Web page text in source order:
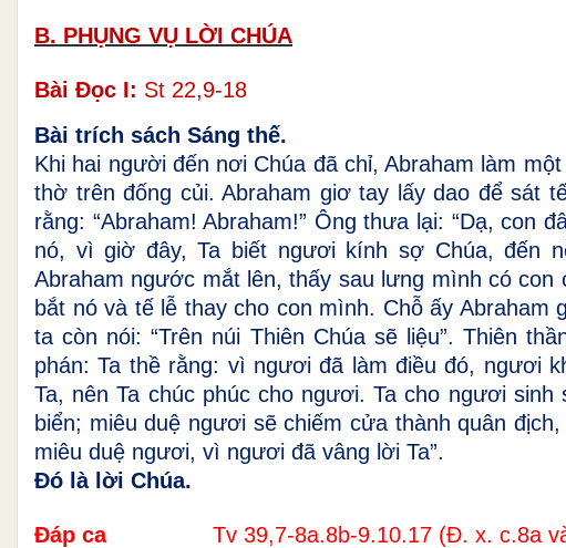
B. PHỤNG VỤ LỜI CHÚA
Bài Đọc I: St 22,9-18
Bài trích sách Sáng thế.
Khi hai người đến nơi Chúa đã chỉ, Abraham làm
thờ trên đống củi. Abraham giơ tay lấy dao để sát
rằng: “Abraham! Abraham!” Ông thưa lại: “Dạ, con
nó, vì giờ đây, Ta biết ngươi kính sợ Chúa, đến
Abraham ngước mắt lên, thấy sau lưng mình có
bắt nó và tế lễ thay cho con mình. Chỗ ấy Abraham
ta còn nói: “Trên núi Thiên Chúa sẽ liệu”. Thiên
phán: Ta thề rằng: vì ngươi đã làm điều đó, ngươi
Ta, nên Ta chúc phúc cho ngươi. Ta cho ngươi
biển; miêu duệ ngươi sẽ chiếm cửa thành quân
miêu duệ ngươi, vì ngươi đã vâng lời Ta”.
Đó là lời Chúa.
Đáp ca Tv 39,7-8a.8b-9.10.17 (Đ. x. c.8a